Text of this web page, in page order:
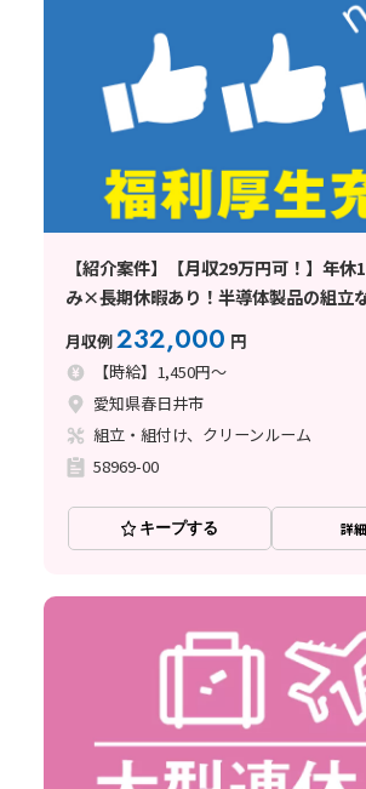
【紹介案件】【月収29万円可！】年
み×長期休暇あり！半導体製品の組立
月収例232,000 円
【時給】1,450円～
愛知県春日井市
組立・組付け、クリーンルーム
58969-00
キープする 詳